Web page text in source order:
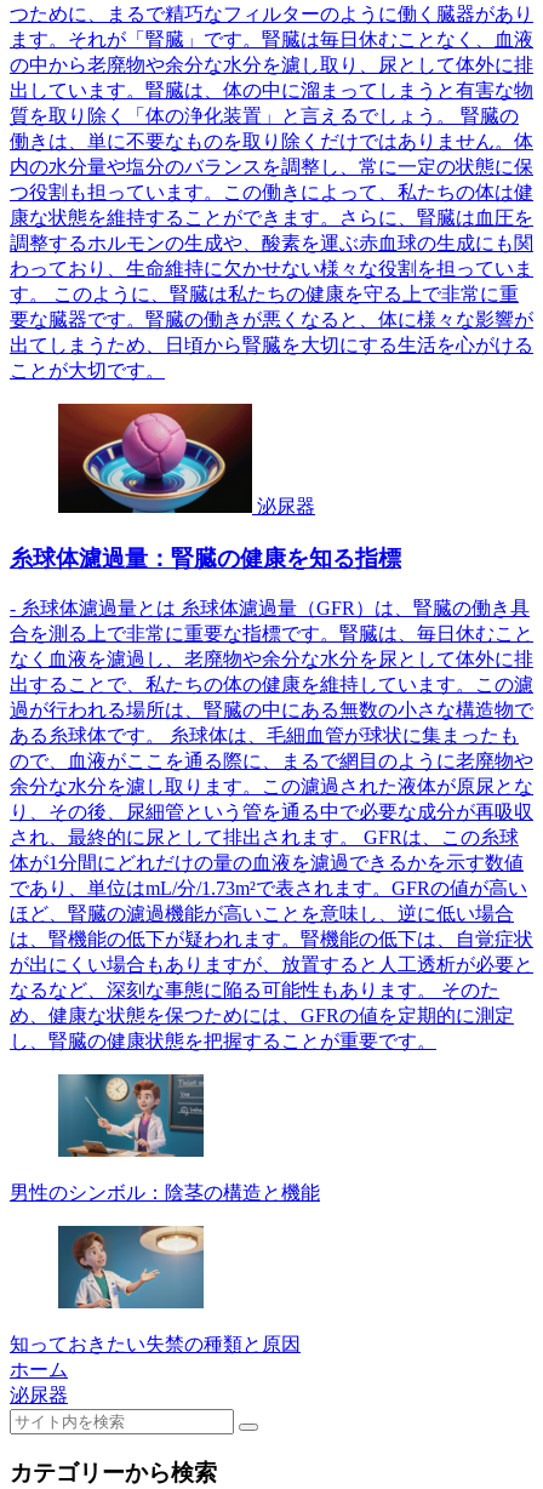
つために、まるで精巧なフィルターのように働く臓器があり
ます。それが「腎臓」です。腎臓は毎日休むことなく、血液
の中から老廃物や余分な水分を濾し取り、尿として体外に排
出しています。腎臓は、体の中に溜まってしまうと有害な物
質を取り除く「体の浄化装置」と言えるでしょう。 腎臓の
働きは、単に不要なものを取り除くだけではありません。体
内の水分量や塩分のバランスを調整し、常に一定の状態に保
つ役割も担っています。この働きによって、私たちの体は健
康な状態を維持することができます。さらに、腎臓は血圧を
調整するホルモンの生成や、酸素を運ぶ赤血球の生成にも関
わっており、生命維持に欠かせない様々な役割を担っていま
す。 このように、腎臓は私たちの健康を守る上で非常に重
要な臓器です。腎臓の働きが悪くなると、体に様々な影響が
出てしまうため、日頃から腎臓を大切にする生活を心がける
ことが大切です。
泌尿器
糸球体濾過量：腎臓の健康を知る指標
- 糸球体濾過量とは 糸球体濾過量（GFR）は、腎臓の働き具
合を測る上で非常に重要な指標です。腎臓は、毎日休むこと
なく血液を濾過し、老廃物や余分な水分を尿として体外に排
出することで、私たちの体の健康を維持しています。この濾
過が行われる場所は、腎臓の中にある無数の小さな構造物で
ある糸球体です。 糸球体は、毛細血管が球状に集まったも
ので、血液がここを通る際に、まるで網目のように老廃物や
余分な水分を濾し取ります。この濾過された液体が原尿とな
り、その後、尿細管という管を通る中で必要な成分が再吸収
され、最終的に尿として排出されます。 GFRは、この糸球
体が1分間にどれだけの量の血液を濾過できるかを示す数値
であり、単位はmL/分/1.73m²で表されます。GFRの値が高い
ほど、腎臓の濾過機能が高いことを意味し、逆に低い場合
は、腎機能の低下が疑われます。腎機能の低下は、自覚症状
が出にくい場合もありますが、放置すると人工透析が必要と
なるなど、深刻な事態に陥る可能性もあります。 そのた
め、健康な状態を保つためには、GFRの値を定期的に測定
し、腎臓の健康状態を把握することが重要です。
男性のシンボル：陰茎の構造と機能
知っておきたい失禁の種類と原因
ホーム
泌尿器
カテゴリーから検索